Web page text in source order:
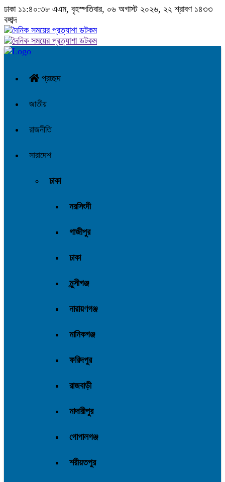
ঢাকা ১১:৪০:৩৯ এএম, বৃহস্পতিবার, ০৬ অগাস্ট ২০২৬, ২২ শ্রাবণ ১৪৩৩
বঙ্গাব্দ
প্রচ্ছদ
জাতীয়
রাজনীতি
সারাদেশ
ঢাকা
নরসিংদী
গাজীপুর
ঢাকা
মুন্সীগঞ্জ
নারায়ণগঞ্জ
মানিকগঞ্জ
ফরিদপুর
রাজবাড়ী
মাদারীপুর
গোপালগঞ্জ
শরীয়তপুর